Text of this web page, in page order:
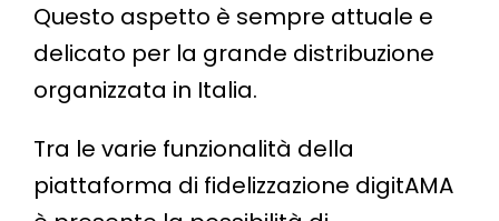
Questo aspetto è sempre attuale e
delicato per la grande distribuzione
organizzata in Italia.
Tra le varie funzionalità della
piattaforma di fidelizzazione digitAMA